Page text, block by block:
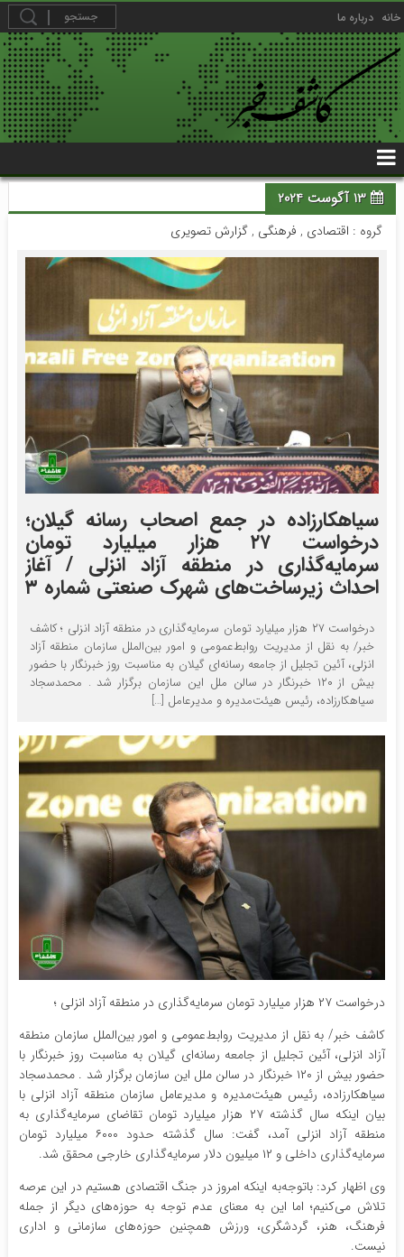
خانه درباره ما
13 آگوست 2024
گروه : اقتصادی , فرهنگی ,گزارش تصویری
سیاهکارزاده در جمع اصحاب رسانه گیلان؛
درخواست ۲۷ هزار میلیارد تومان
سرمایه‌گذاری در منطقه آزاد انزلی / آغاز
احداث زیرساخت‌های شهرک صنعتی شماره ۳
درخواست ۲۷ هزار میلیارد تومان سرمایه‌گذاری در منطقه آزاد انزلی ؛ کاشف
خبر/ به نقل از مدیریت روابط‌عمومی و امور بین‌الملل سازمان منطقه آزاد
انزلی، آئین تجلیل از جامعه رسانه‌ای گیلان به مناسبت روز خبرنگار با حضور
بیش از ۱۲۰ خبرنگار در سالن ملل این سازمان برگزار شد . محمدسجاد
سیاهکارزاده، رئیس هیئت‌مدیره و مدیرعامل […]
درخواست ۲۷ هزار میلیارد تومان سرمایه‌گذاری در منطقه آزاد انزلی ؛
کاشف خبر/ به نقل از مدیریت روابط‌عمومی و امور بین‌الملل سازمان منطقه
آزاد انزلی، آئین تجلیل از جامعه رسانه‌ای گیلان به مناسبت روز خبرنگار با
حضور بیش از ۱۲۰ خبرنگار در سالن ملل این سازمان برگزار شد . محمدسجاد
سیاهکارزاده، رئیس هیئت‌مدیره و مدیرعامل سازمان منطقه آزاد انزلی با
بیان اینکه سال گذشته ۲۷ هزار میلیارد تومان تقاضای سرمایه‌گذاری به
منطقه آزاد انزلی آمد، گفت: سال گذشته حدود ۶۰۰۰ میلیارد تومان
سرمایه‌گذاری داخلی و ۱۲ میلیون دلار سرمایه‌گذاری خارجی محقق شد.
وی اظهار کرد: باتوجه‌به اینکه امروز در جنگ اقتصادی هستیم در این عرصه
تلاش می‌کنیم؛ اما این به معنای عدم توجه به حوزه‌های دیگر از جمله
فرهنگ، هنر، گردشگری، ورزش همچنین حوزه‌های سازمانی و اداری
نیست.